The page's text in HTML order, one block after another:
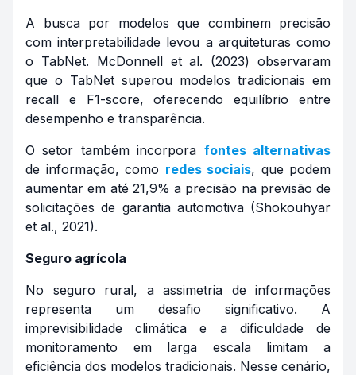
A busca por modelos que combinem precisão
com interpretabilidade levou a arquiteturas como
o TabNet. McDonnell et al. (2023) observaram
que o TabNet superou modelos tradicionais em
recall e F1-score, oferecendo equilíbrio entre
desempenho e transparência.
O setor também incorpora fontes alternativas
de informação, como redes sociais, que podem
aumentar em até 21,9% a precisão na previsão de
solicitações de garantia automotiva (Shokouhyar
et al., 2021).
Seguro agrícola
No seguro rural, a assimetria de informações
representa um desafio significativo. A
imprevisibilidade climática e a dificuldade de
monitoramento em larga escala limitam a
eficiência dos modelos tradicionais. Nesse cenário,